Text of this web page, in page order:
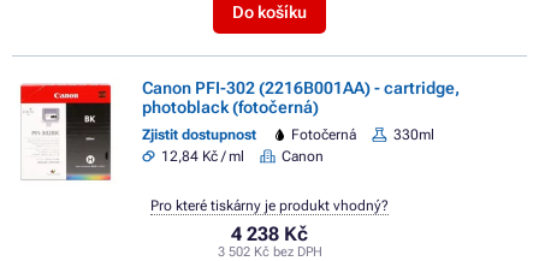
Do košíku
Canon PFI-302 (2216B001AA) - cartridge,
photoblack (fotočerná)
Zjistit dostupnost Fotočerná
330ml
12,84 Kč / ml
Canon
4 238 Kč
3 502 Kč bez DPH
Pro které tiskárny je produkt vhodný?